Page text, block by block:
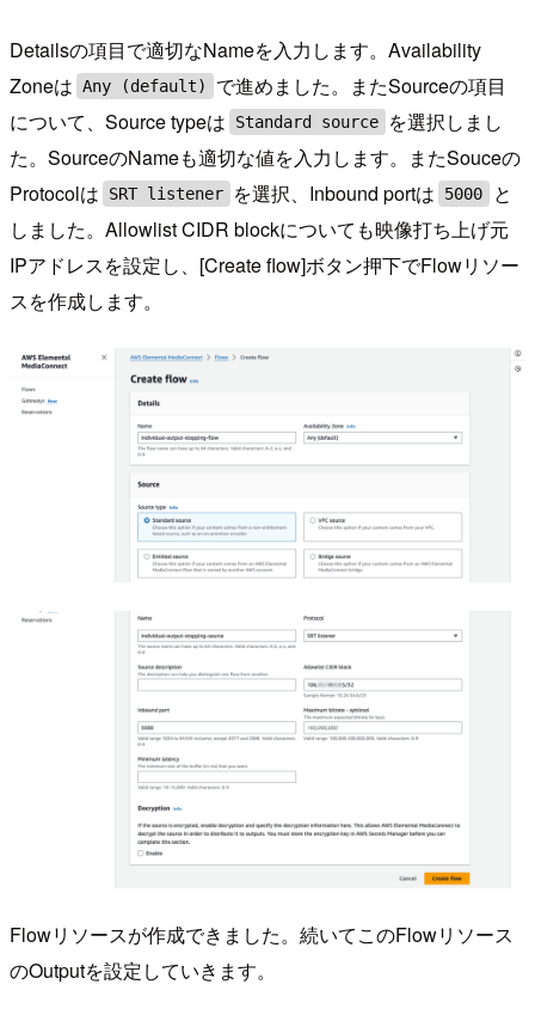
Detailsの項目で適切なNameを入力します。Availability
Zoneは Any (default)
で進めました。またSourceの項目
について、Source typeは
Standard source
を選択しまし
た。SourceのNameも適切な値を入力します。またSouceの
Protocolは
SRT listener を選択、Inbound portは 5000
と
しました。Allowlist CIDR blockについても映像打ち上げ元
IPアドレスを設定し、[Create flow]ボタン押下でFlowリソー
スを作成します。
Flowリソースが作成できました。続いてこのFlowリソース
のOutputを設定していきます。